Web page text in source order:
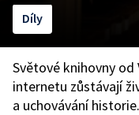
Díly
Světové knihovny
internetu zůstávají
a uchovávání historie.